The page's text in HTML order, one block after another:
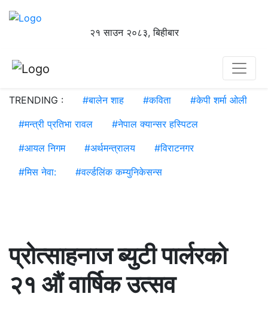
२१ साउन २०८३, बिहीबार
TRENDING : #बालेन शाह #कविता #केपी शर्मा ओली
#मन्त्री प्रतिभा रावल #नेपाल क्यान्सर हस्पिटल
#आयल निगम #अर्थमन्त्रालय #विराटनगर
#मिस नेवा: #वर्ल्डलिंक कम्युनिकेसन्स
प्रोत्साहनाज ब्युटी पार्लरको
२१ औं वार्षिक उत्सव